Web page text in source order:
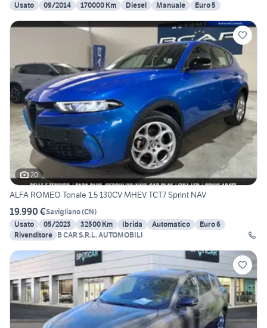
Usato
09/2014 170000 Km Diesel Manuale Euro 5
20
ALFA ROMEO Tonale 1.5 130CV MHEV TCT7 Sprint NAV
19.990 €Savigliano(CN)
Usato
05/2023 32500 Km Ibrida Automatico
Euro 6
Rivenditore B CAR S.R.L. AUTOMOBILI